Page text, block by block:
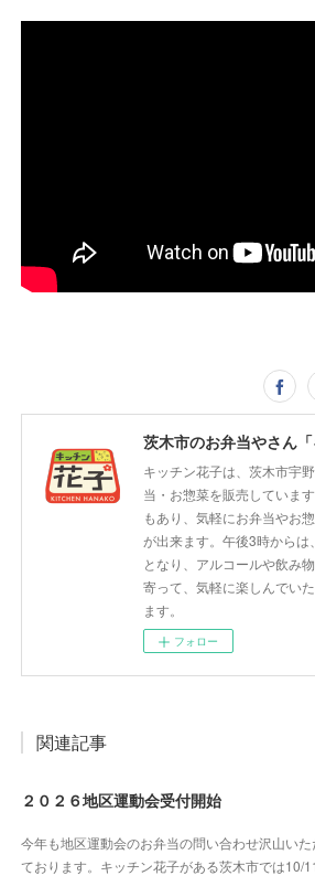
キッチン花子は、茨木市宇
当・お惣菜を販売していま
もあり、気軽にお弁当やお
が出来ます。午後3時からは
となり、アルコールや飲み
寄って、気軽に楽しんでい
ます。
フォロー
関連記事
２０２６地区運動会受付開始
今年も地区運動会のお弁当の問い合わせ沢山いた
ております。キッチン花子がある茨木市では10/